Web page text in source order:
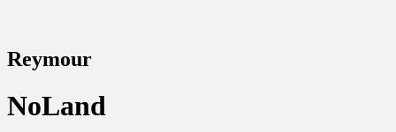
Reymour
NoLand